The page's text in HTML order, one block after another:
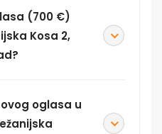
(700 €)
Kosa 2,
oglasa u